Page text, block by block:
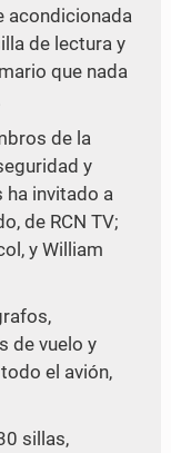
acondicionada
de lectura y
que nada
de la
y
ha invitado a
de RCN TV;
y William
de vuelo y
el avión,
sillas,